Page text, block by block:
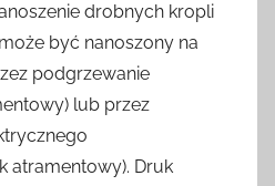
drobnych kropli
być nanoszony na
podgrzewanie
lub przez
atramentowy). Druk